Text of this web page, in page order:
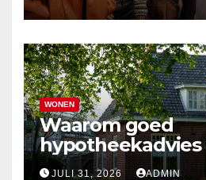
WONEN
Waarom goed
dan alleen cijfers
JULI 31, 2026 ADMIN